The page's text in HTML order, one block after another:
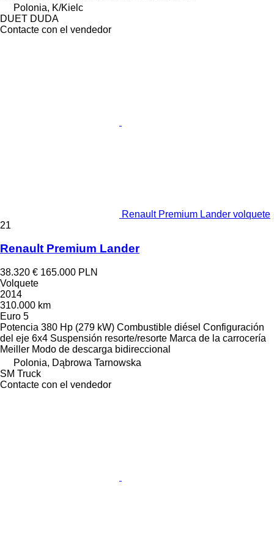
Polonia, K/Kielc
DUET DUDA
Contacte con el vendedor
Renault Premium Lander volquete
21
Renault Premium Lander
38.320 € 165.000 PLN
Volquete
2014
310.000 km
Euro 5
Potencia 380 Hp (279 kW) Combustible diésel Configuración
del eje 6x4 Suspensión resorte/resorte Marca de la carrocería
Meiller Modo de descarga bidireccional
Polonia, Dąbrowa Tarnowska
SM Truck
Contacte con el vendedor